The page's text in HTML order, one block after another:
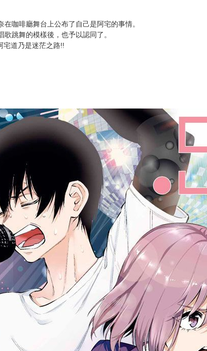
咖啡廳舞台上公布了自己是阿宅的事情。
跳舞的模樣後，也予以認同了。
道乃是迷茫之路!!